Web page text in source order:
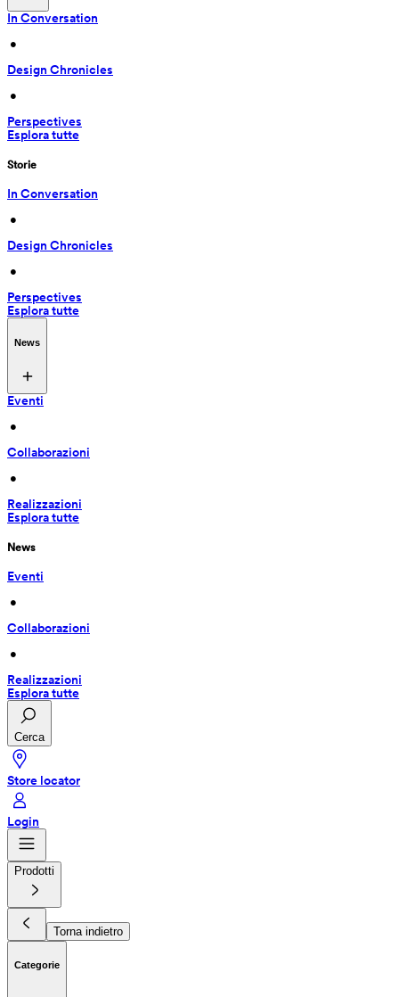
In Conversation
•
Design Chronicles
•
Perspectives
Esplora tutte
Storie
In Conversation
•
Design Chronicles
•
Perspectives
Esplora tutte
News
Eventi
•
Collaborazioni
•
Realizzazioni
Esplora tutte
News
Eventi
•
Collaborazioni
•
Realizzazioni
Esplora tutte
Cerca
Store locator
Login
Prodotti
Torna indietro
Categorie